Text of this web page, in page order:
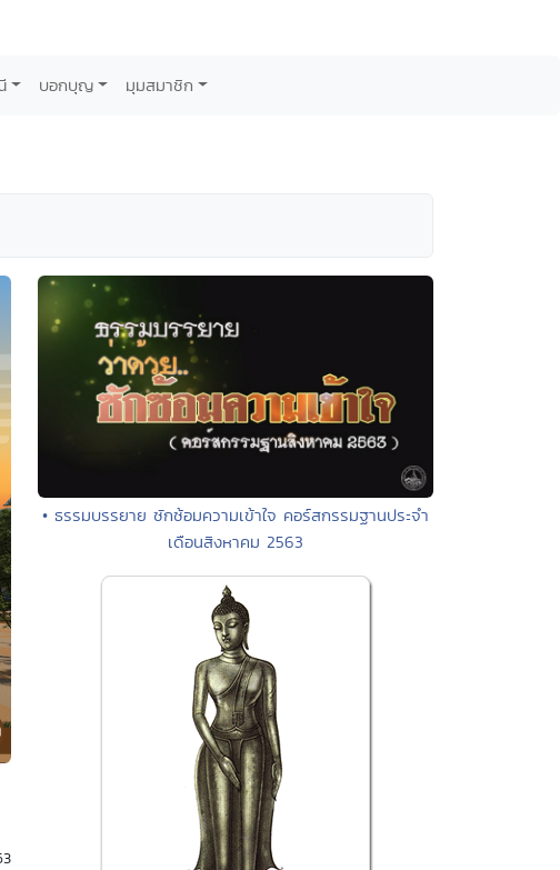
บอกบุญ มุมสมาชิก
• ธรรมบรรยาย ซักซ้อมความเข้าใจ คอร์สกรรมฐานประจำ
เดือนสิงหาคม 2563